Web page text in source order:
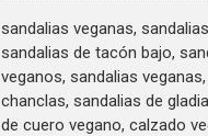
sandalias veganas,
sandalias de tacón bajo,
veganos, sandalias
chanclas, sandalias de
de cuero vegano, calzado